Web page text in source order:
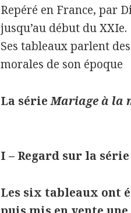
Repéré en France, par
jusqu’au début du XXIe.
Ses tableaux parlent
morales de son époque
La sérieMariage à la
I – Regard sur la série
Les six tableaux ont